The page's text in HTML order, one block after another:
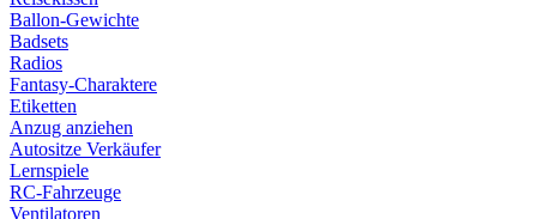
Ballon-Gewichte
Badsets
Radios
Fantasy-Charaktere
Etiketten
Anzug anziehen
Autositze Verkäufer
Lernspiele
RC-Fahrzeuge
Ventilatoren